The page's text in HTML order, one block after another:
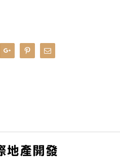
Google+PinterestEmail